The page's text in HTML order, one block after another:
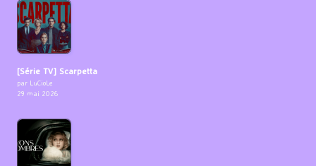
[Série TV] Scarpetta
par LuCioLe
29 mai 2026